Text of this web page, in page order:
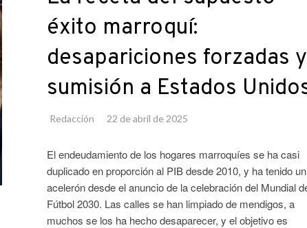
éxito marroquí:
desapariciones forzadas y
sumisión a Estados
Redacción 22 de abril de 2025
El endeudamiento de los hogares marroquíes se ha casi
duplicado en proporción al PIB desde 2010, y ha tenido un
acelerón desde el anuncio de la celebración del Mundial
Fútbol 2030. Las calles se han limpiado de mendigos, a
muchos se los ha hecho desaparecer, y el objetivo es